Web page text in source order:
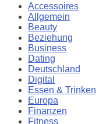
Accessoires
Allgemein
Beauty
Beziehung
Business
Dating
Deutschland
Digital
Essen & Trinken
Europa
Finanzen
Fitness